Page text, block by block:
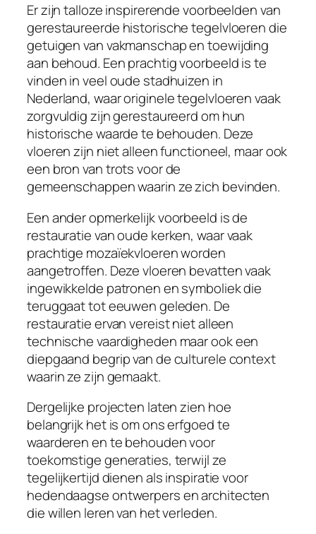
Er zijn talloze inspirerende voorbeelden van
gerestaureerde historische tegelvloeren die
getuigen van vakmanschap en toewijding
aan behoud. Een prachtig voorbeeld is te
vinden in veel oude stadhuizen in
Nederland, waar originele tegelvloeren vaak
zorgvuldig zijn gerestaureerd om hun
historische waarde te behouden. Deze
vloeren zijn niet alleen functioneel, maar ook
een bron van trots voor de
gemeenschappen waarin ze zich bevinden.
Een ander opmerkelijk voorbeeld is de
restauratie van oude kerken, waar vaak
prachtige mozaïekvloeren worden
aangetroffen. Deze vloeren bevatten vaak
ingewikkelde patronen en symboliek die
teruggaat tot eeuwen geleden. De
restauratie ervan vereist niet alleen
technische vaardigheden maar ook een
diepgaand begrip van de culturele context
waarin ze zijn gemaakt.
Dergelijke projecten laten zien hoe
belangrijk het is om ons erfgoed te
waarderen en te behouden voor
toekomstige generaties, terwijl ze
tegelijkertijd dienen als inspiratie voor
hedendaagse ontwerpers en architecten
die willen leren van het verleden.